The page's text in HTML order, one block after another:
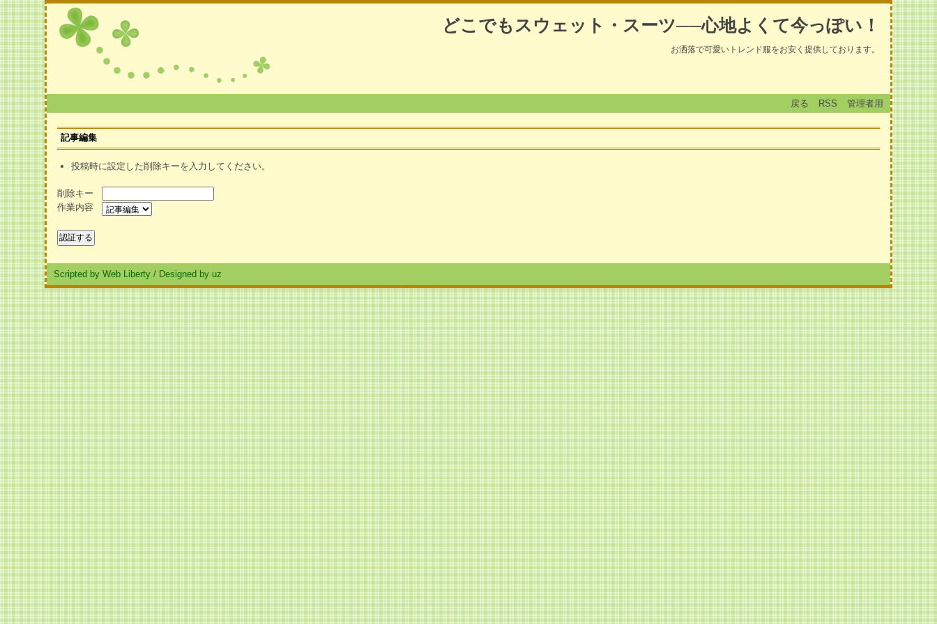
どこでもスウェット・スーツ──心地よくて今っぽい！
お洒落で可愛いトレンド服をお安く提供しております。
戻る RSS 管理者用
記事編集
投稿時に設定した削除キーを入力してください。
削除キー
作業内容
Scripted by Web Liberty / Designed by uz